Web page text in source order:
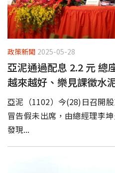
政策新聞 2025-05-28
亞泥通過配息 2.2 元 總
越來越好、樂見課徵水
亞泥（1102）今(28)日召開
冒告假未出席，由總經理李
發現...